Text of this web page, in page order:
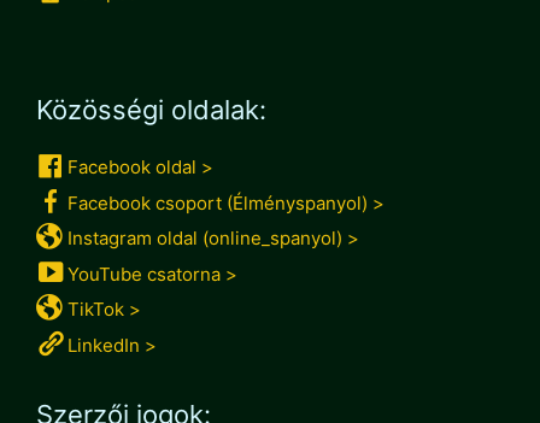
Közösségi oldalak:
Facebook oldal >
Facebook csoport (Élményspanyol) >
Instagram oldal (online_spanyol) >
YouTube csatorna >
TikTok >
LinkedIn >
Szerzői jogok: